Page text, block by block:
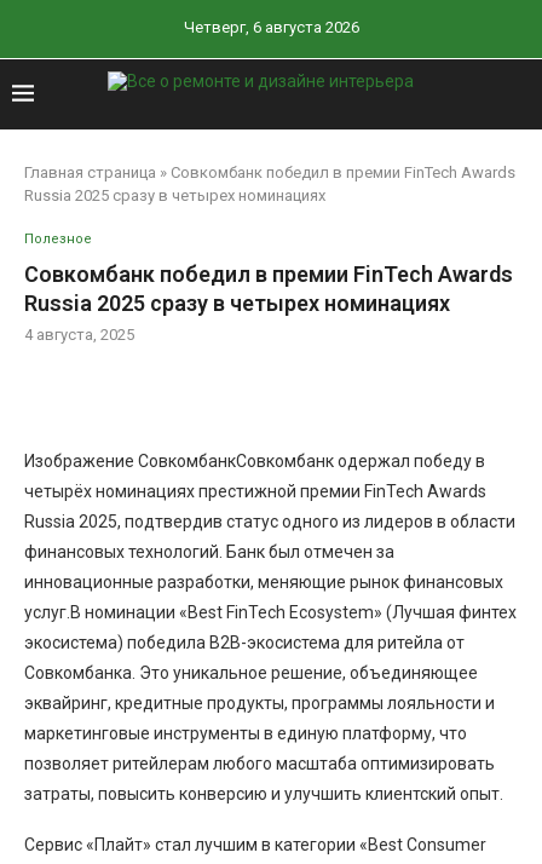
Четверг, 6 августа 2026
Главная страница » Совкомбанк победил в премии FinTech Awards
Russia 2025 сразу в четырех номинациях
Полезное
Совкомбанк победил в премии FinTech Awards
Russia 2025 сразу в четырех номинациях
4 августа, 2025
Изображение СовкомбанкСовкомбанк одержал победу в
четырёх номинациях престижной премии FinTech Awards
Russia 2025, подтвердив статус одного из лидеров в области
финансовых технологий. Банк был отмечен за
инновационные разработки, меняющие рынок финансовых
услуг.В номинации «Best FinTech Ecosystem» (Лучшая финтех
экосистема) победила B2B-экосистема для ритейла от
Совкомбанка. Это уникальное решение, объединяющее
эквайринг, кредитные продукты, программы лояльности и
маркетинговые инструменты в единую платформу, что
позволяет ритейлерам любого масштаба оптимизировать
затраты, повысить конверсию и улучшить клиентский опыт.
Сервис «Плайт» стал лучшим в категории «Best Consumer